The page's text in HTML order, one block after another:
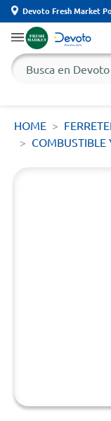
Devoto Fresh Market
HOME
COMBUSTIBLE